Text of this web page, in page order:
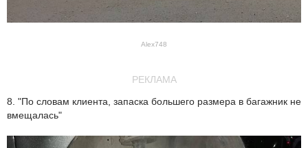
Alex748
РЕКЛАМА
8. "По словам клиента, запаска большего размера в багажник не
вмещалась"